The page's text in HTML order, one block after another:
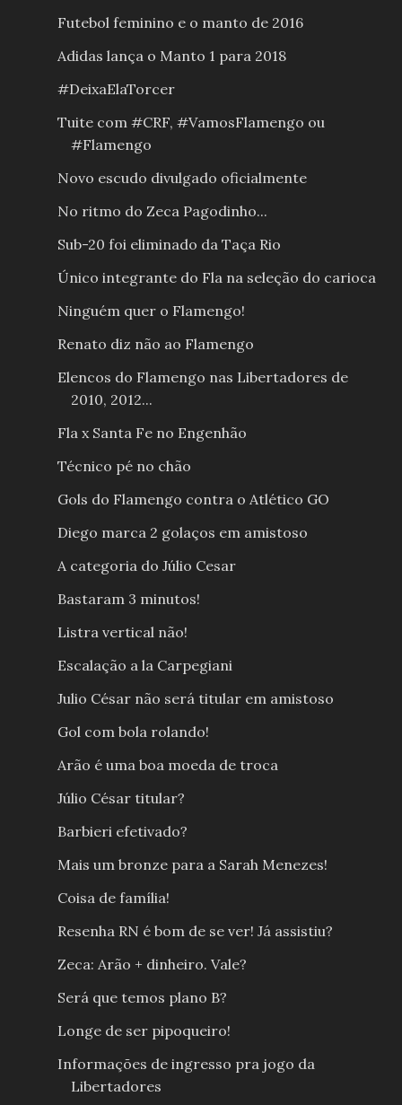
Futebol feminino e o manto de 2016
Adidas lança o Manto 1 para 2018
#DeixaElaTorcer
Tuite com #CRF, #VamosFlamengo ou
#Flamengo
Novo escudo divulgado oficialmente
No ritmo do Zeca Pagodinho...
Sub-20 foi eliminado da Taça Rio
Único integrante do Fla na seleção do carioca
Ninguém quer o Flamengo!
Renato diz não ao Flamengo
Elencos do Flamengo nas Libertadores de
2010, 2012...
Fla x Santa Fe no Engenhão
Técnico pé no chão
Gols do Flamengo contra o Atlético GO
Diego marca 2 golaços em amistoso
A categoria do Júlio Cesar
Bastaram 3 minutos!
Listra vertical não!
Escalação a la Carpegiani
Julio César não será titular em amistoso
Gol com bola rolando!
Arão é uma boa moeda de troca
Júlio César titular?
Barbieri efetivado?
Mais um bronze para a Sarah Menezes!
Coisa de família!
Resenha RN é bom de se ver! Já assistiu?
Zeca: Arão + dinheiro. Vale?
Será que temos plano B?
Longe de ser pipoqueiro!
Informações de ingresso pra jogo da
Libertadores